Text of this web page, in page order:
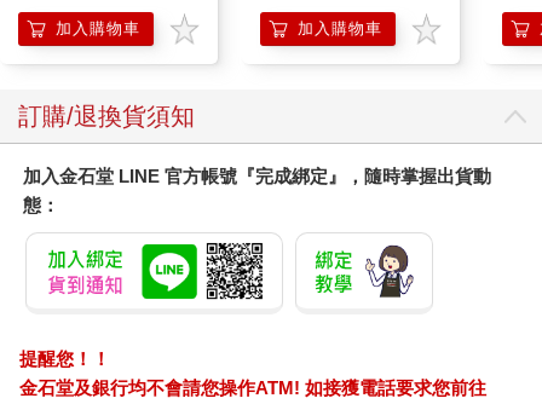
加入購物車 加入購物車
訂購/退換貨須知
加入金石堂 LINE 官方帳號『完成綁定』，隨時掌握出貨動
態：
提醒您！！
金石堂及銀行均不會請您操作ATM! 如接獲電話要求您前往